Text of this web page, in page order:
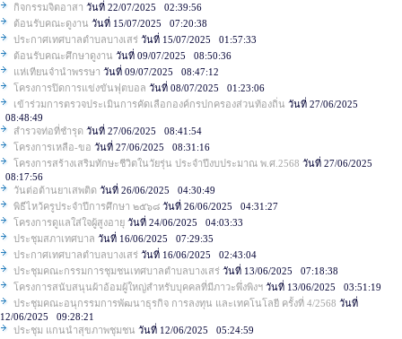
กิจกรรมจิตอาสา วันที่ 22/07/2025 02:39:56
ต้อนรับคณะดูงาน วันที่ 15/07/2025 07:20:38
ประกาศเทศบาลตำบลบางเสร่ วันที่ 15/07/2025 01:57:33
ต้อนรับคณะศึกษาดูงาน วันที่ 09/07/2025 08:50:36
แห่เทียนจำนำพรรษา วันที่ 09/07/2025 08:47:12
โครงการปิดการแข่งขันฟุตบอล วันที่ 08/07/2025 01:23:06
เข้าร่วมการตรวจประเมินการคัดเลือกองค์กรปกครองส่วนท้องถิ่น วันที่ 27/06/2025
08:48:49
สำรวจท่อที่ชำรุด วันที่ 27/06/2025 08:41:54
โครงการเหลือ-ขอ วันที่ 27/06/2025 08:31:16
โครงการสร้างเสริมทักษะชีวิตในวัยรุ่น ประจำปีงบประมาณ พ.ศ.2568 วันที่ 27/06/2025
08:17:56
วันต่อต้านยาเสพติด วันที่ 26/06/2025 04:30:49
พิธีไหว้ครูประจำปีการศึกษา ๒๕๖๘ วันที่ 26/06/2025 04:31:27
โครงการดูแลใส่ใจผู้สูงอายุ วันที่ 24/06/2025 04:03:33
ประชุมสภาเทศบาล วันที่ 16/06/2025 07:29:35
ประกาศเทศบาลตำบลบางเสร่ วันที่ 16/06/2025 02:43:04
ประชุมคณะกรรมการชุมชนเทศบาลตำบลบางเสร่ วันที่ 13/06/2025 07:18:38
โครงการสนับสนุนผ้าอ้อมผู้ใหญ่สำหรับบุคคลที่มีภาวะพึ่งพิงฯ วันที่ 13/06/2025 03:51:19
ประชุมคณะอนุกรรมการพัฒนาธุรกิจ การลงทุน และเทคโนโลยี ครั้งที่ 4/2568 วันที่
12/06/2025 09:28:21
ประชุม แกนนำสุขภาพชุมชน วันที่ 12/06/2025 05:24:59